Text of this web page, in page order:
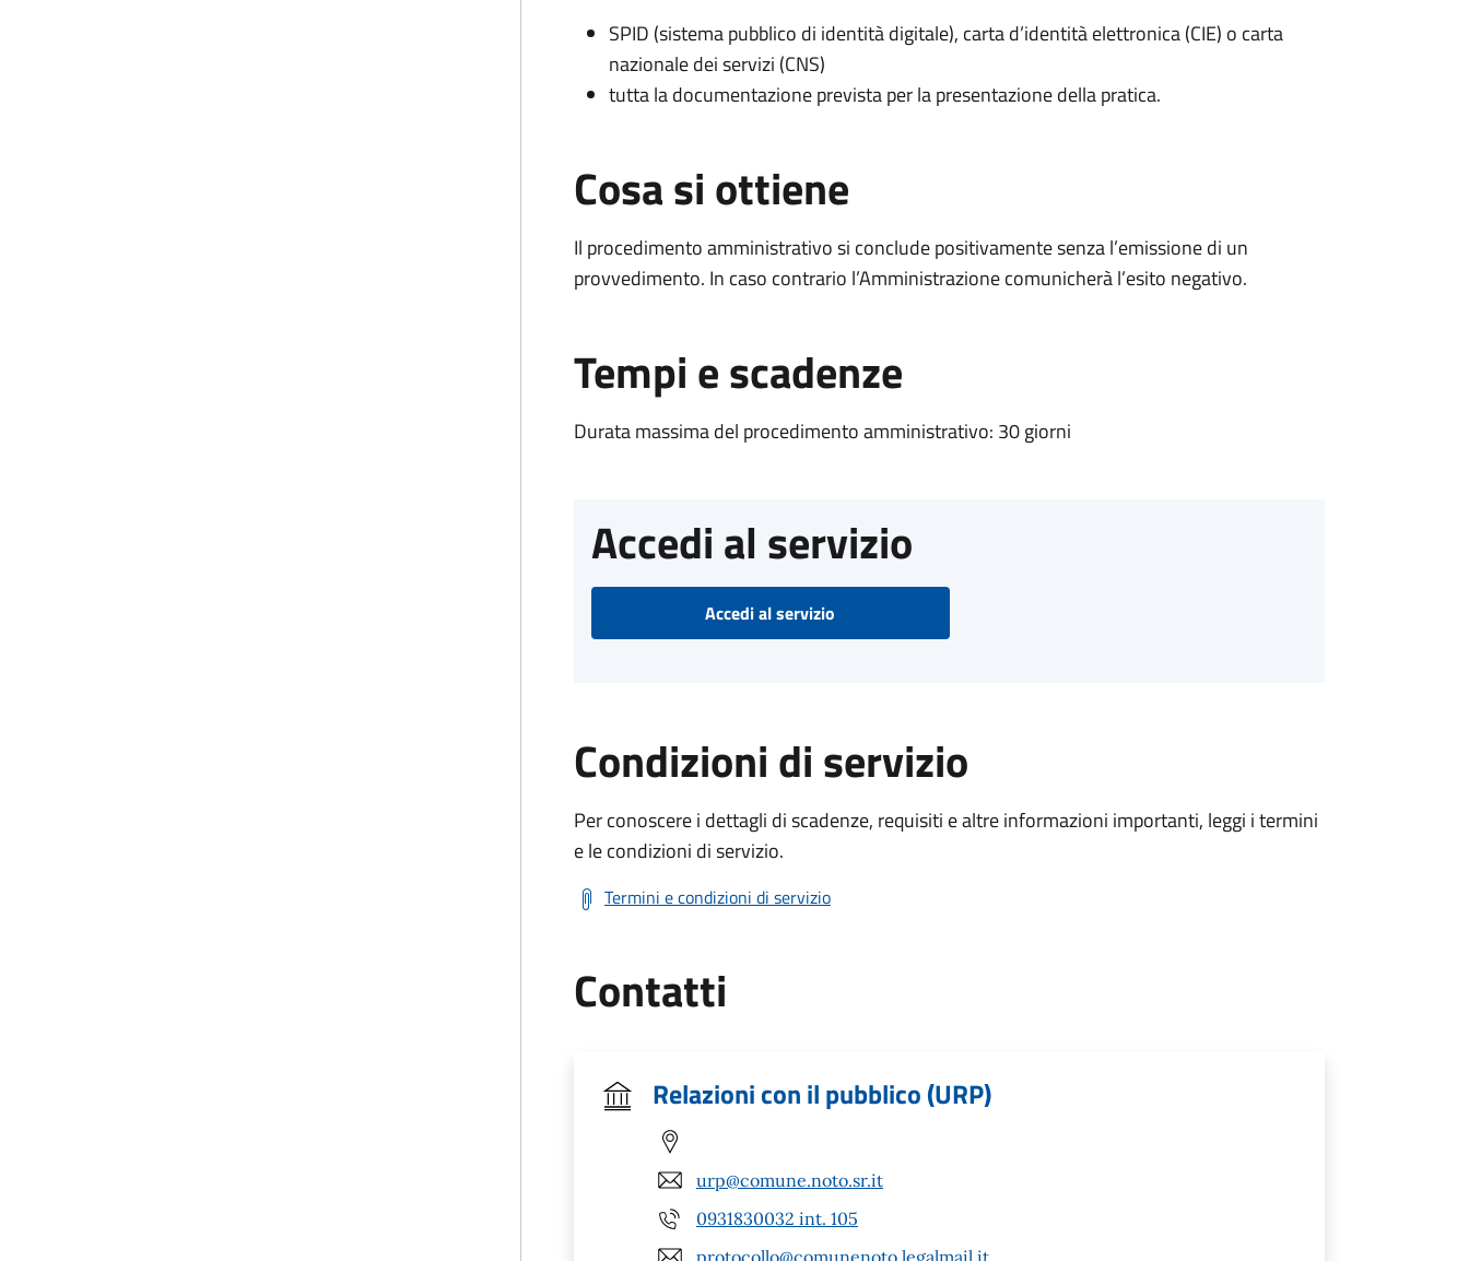
SPID (sistema pubblico di identità digitale), carta d’identità elettronica (CIE) o carta
nazionale dei servizi (CNS)
tutta la documentazione prevista per la presentazione della pratica.
Cosa si ottiene
Il procedimento amministrativo si conclude positivamente senza l’emissione di un
provvedimento. In caso contrario l’Amministrazione comunicherà l’esito negativo.
Tempi e scadenze
Durata massima del procedimento amministrativo: 30 giorni
Accedi al servizio
Accedi al servizio
Condizioni di servizio
Per conoscere i dettagli di scadenze, requisiti e altre informazioni importanti, leggi i termini
e le condizioni di servizio.
Termini e condizioni di servizio
Contatti
Relazioni con il pubblico (URP)
urp@comune.noto.sr.it
0931830032 int. 105
protocollo@comunenoto.legalmail.it